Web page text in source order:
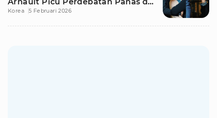
Medsos
Korea 5 Februari 2026